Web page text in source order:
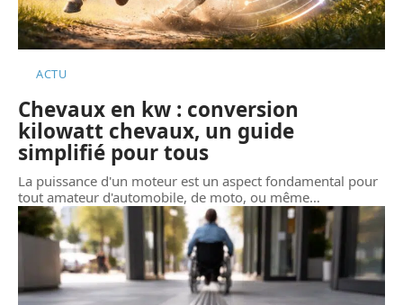
ACTU
Chevaux en kw : conversion
kilowatt chevaux, un guide
simplifié pour tous
La puissance d'un moteur est un aspect fondamental pour
tout amateur d'automobile, de moto, ou même…